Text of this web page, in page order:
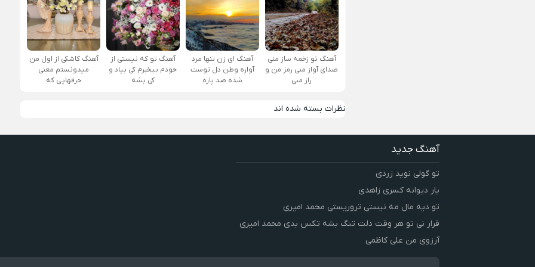
آهنگ تو زخمه ساز منی
صدای آواز منی رمز من و
راز منی
آهنگ ای زن تنها مرد
آواره وطن دل توست
شده صد پاره
آهنگ تو که نیستی از
خودم بیخبرم کی بیاد و
کی بشه
آهنگ کاشکی از اول من
میدونستم معنی
حرفهایی که
نظرات بسته شده اند
آهنگ جدید
تو گولی نوید زردی
یار دیوانه کسری زاهدی
تو دیه مال مه نیستی تروریستی محمد امیری
قرار نی تو هر وقت دلت تنگ بشه تکس بدی محمد امیری
آرزوی من علی کاظمی